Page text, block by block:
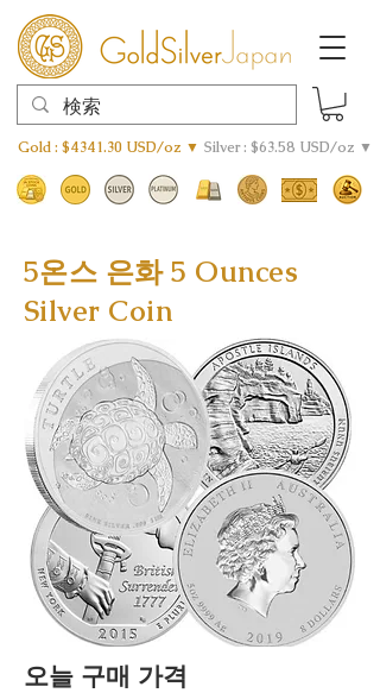
Gold : $4341.30 USD/oz ▼ Silver : $63.58 USD/oz ▼
5온스 은화 5 Ounces
Silver Coin
오늘 구매 가격